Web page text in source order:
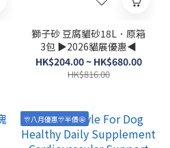
獅子砂 豆腐貓砂18L．原箱
3包 ▶2026貓展優惠◀
HK$204.00 ~ HK$680.00
HK$816.00
🎊八月優惠🎊半價🤩